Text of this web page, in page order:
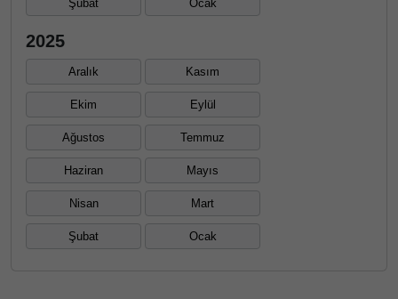
Şubat Ocak
2025
Aralık Kasım
Ekim Eylül
Ağustos Temmuz
Haziran Mayıs
Nisan Mart
Şubat Ocak